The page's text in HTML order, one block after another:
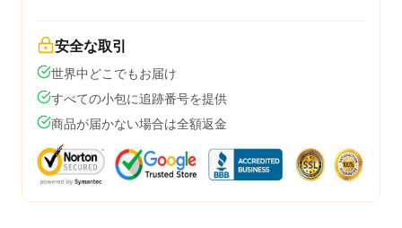
安全な取引
世界中どこでもお届け
すべての小包に追跡番号を提供
商品が届かない場合は全額返金